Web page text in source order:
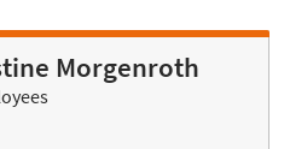
Morgenroth